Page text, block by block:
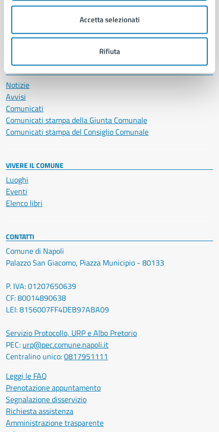
Accetta selezionati
Rifiuta
Salute, benessere e assistenza
Vita lavorativa
NOVITÀ
Notizie
Avvisi
Comunicati
Comunicati stampa della Giunta Comunale
Comunicati stampa del Consiglio Comunale
VIVERE IL COMUNE
Luoghi
Eventi
Elenco libri
CONTATTI
Comune di Napoli
Palazzo San Giacomo, Piazza Municipio - 80133
P. IVA: 01207650639
CF: 80014890638
LEI: 8156007FF4DEB97ABA09
Servizio Protocollo, URP e Albo Pretorio
PEC: urp@pec.comune.napoli.it
Centralino unico:0817951111
Leggi le FAQ
Prenotazione appuntamento
Segnalazione disservizio
Richiesta assistenza
Amministrazione trasparente